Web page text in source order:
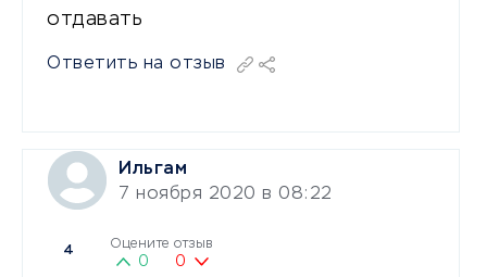
отдавать
Ответить на отзыв
Ильгам
7 ноября 2020 в 08:22
4 Оцените отзыв
0 0